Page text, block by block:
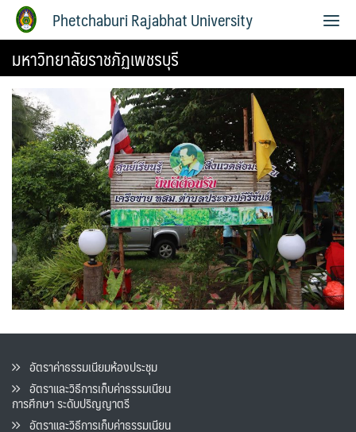
Phetchaburi Rajabhat University
มหาวิทยาลัยราชภัฏเพชรบุรี
อัตราค่าธรรมเนียมห้องประชุม
อัตราและวิธีการเก็บค่าธรรมเนียน
การศึกษา ระดับปริญญาตรี
อัตราและวิธีการเก็บค่าธรรมเนียน